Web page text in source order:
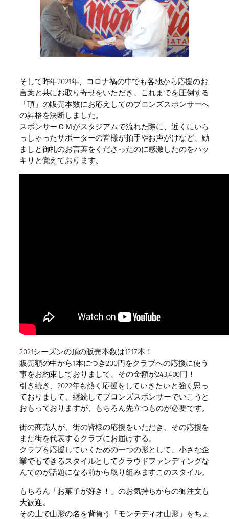
そして昨年2021年、コロナ禍の中でも各地から応援のお
言葉と共にお取り寄せをいただき、これまでを圧倒する
「頂」の販売本数にお応えしてのブロンズスポンサーへ
の昇格を決断しました。
スポンサーＣＭがスタジアムで流れた際に、近くにいら
っしゃったサポーターの皆様が拍手やお声がけなど、励
ましと御礼のお言葉をくださったのに感激したのをハッ
キリと覚えております。
2021シーズンの頂の販売本数は1217本！
販売額の中から1本につき200円をクラブへの応援に使う
事をお約束しておりまして、その金額が243,400円！
引き続き、2022年も熱く応援をしていきたいと強く思っ
ておりまして、継続してブロンズスポンサーでいこうと
おもっておりますが、もちろん先立つものが必要です。
街の商売人が、街の皆様の応援をいただき、その応援を
また街を代表するクラブにお届けする。
クラブを応援していくための一つの形として、小さな企
業でもできるスタイルとしてクラウドファンディングな
んてのが話題になる前から取り組みますこのスタイル。
もちろん「お菓子が好き！」のお気持ちからの御注文も
大歓迎。
その上で山形の名を背負う「モンテディオ山形」をちょ